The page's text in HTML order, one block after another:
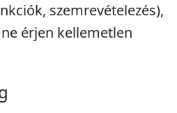
szemrevételezés),
érjen kellemetlen